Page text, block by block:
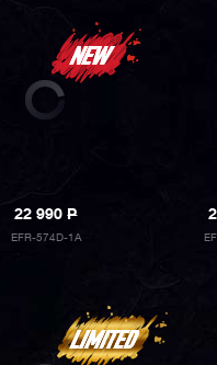
22 990P
EFR-574D-1A